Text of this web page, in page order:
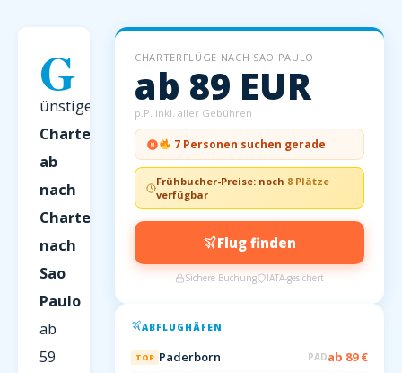
G
ünstige
Charterflüge
ab
nach
Charterflüge
nach
Sao
Paulo
ab
59
CHARTERFLÜGE NACH SAO PAULO
ab 89 EUR
p.P. inkl. aller Gebühren
7 Personen suchen gerade
Frühbucher-Preise: noch 8 Plätze
verfügbar
Flug finden
Sichere Buchung IATA-gesichert
ABFLUGHÄFEN
TOP Paderborn PADab 89 €